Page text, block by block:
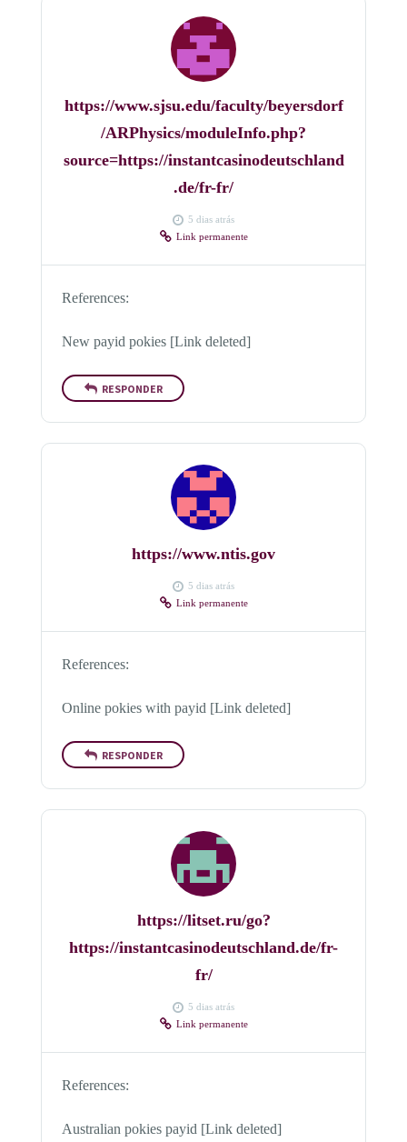
https://www.sjsu.edu/faculty/beyersdorf
/ARPhysics/moduleInfo.php?
source=https://instantcasinodeutschland
.de/fr-fr/
5 dias atrás
Link permanente
References:
New payid pokies [Link deleted]
RESPONDER
https://www.ntis.gov
5 dias atrás
Link permanente
References:
Online pokies with payid [Link deleted]
RESPONDER
https://litset.ru/go?
https://instantcasinodeutschland.de/fr-
fr/
5 dias atrás
Link permanente
References:
Australian pokies payid [Link deleted]